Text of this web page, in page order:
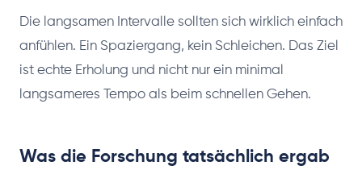
Die langsamen Intervalle sollten sich wirklich einfach
anfühlen. Ein Spaziergang, kein Schleichen. Das Ziel
ist echte Erholung und nicht nur ein minimal
langsameres Tempo als beim schnellen Gehen.
Was die Forschung tatsächlich ergab